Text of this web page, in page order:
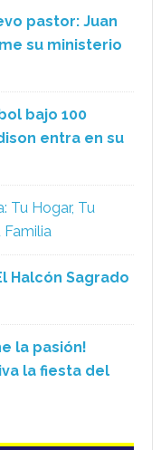
pastor: Juan
su ministerio
bajo 100
entra en su
Tu Hogar, Tu
Familia
Halcón Sagrado
la pasión!
la fiesta del